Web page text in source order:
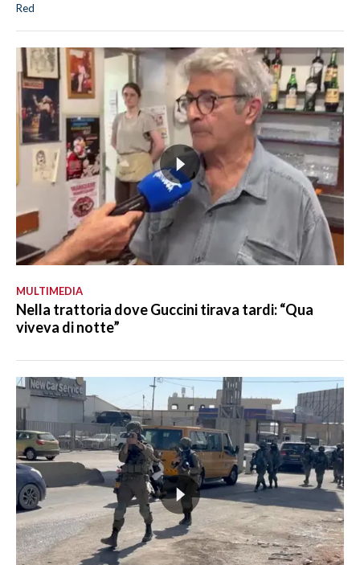
Red
MULTIMEDIA
Nella trattoria dove Guccini tirava tardi: “Qua
viveva di notte”